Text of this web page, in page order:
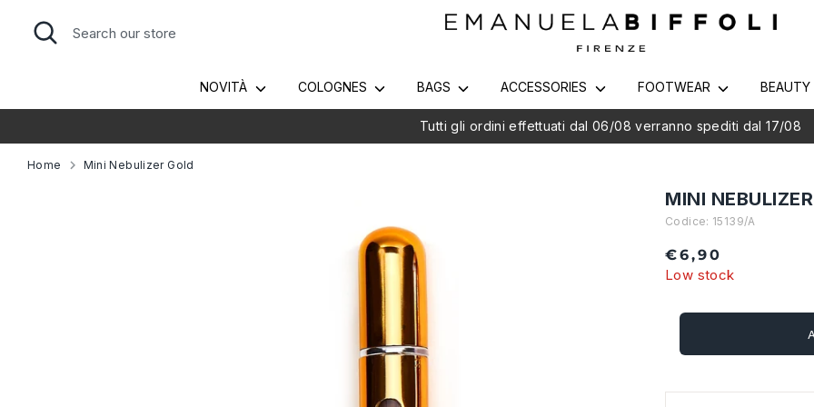
Search
Search
our
NOVITÀ COLOGNES BAGS ACCESSORIES FOOTWEAR BEAUTY
Tutti gli ordini effettuati dal 06/08 verranno spediti dal 17/08
Home Mini Nebulizer Gold
MINI
Codice: 15139/A
€6,90
Low stock